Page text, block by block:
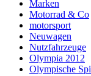
Marken
Motorrad & Co
motorsport
Neuwagen
Nutzfahrzeuge
Olympia 2012
Olympische